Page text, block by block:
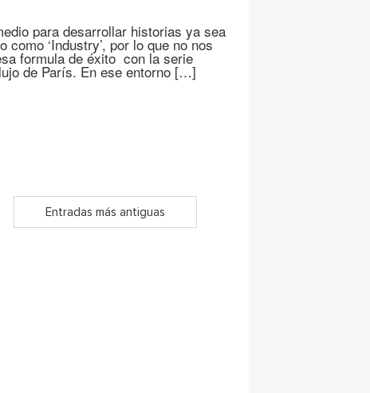
para desarrollar historias ya sea
como ‘Industry’, por lo que no nos
formula de éxito con la serie
de París. En ese entorno […]
Entradas más antiguas